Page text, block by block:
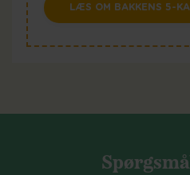
LÆS OM BAKKENS 5-